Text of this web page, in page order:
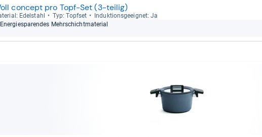
concept pro Topf-Set (3-teilig)
Edel­stahl Typ: Topf­set
Induk­ti­ons­ge­eig­net: Ja
Ener­gie­spa­ren­des Mehr­schicht­ma­te­rial